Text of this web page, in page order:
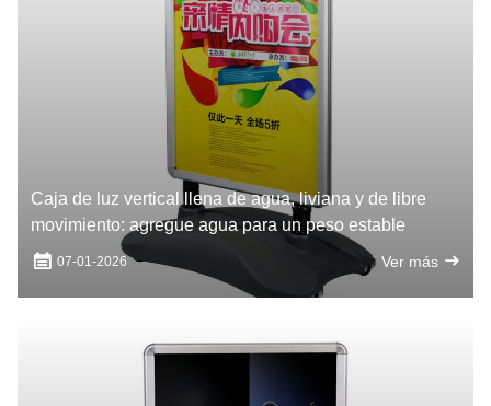
Caja de luz vertical llena de agua, liviana y de libre
movimiento: agregue agua para un peso estable
07-01-2026 Ver más